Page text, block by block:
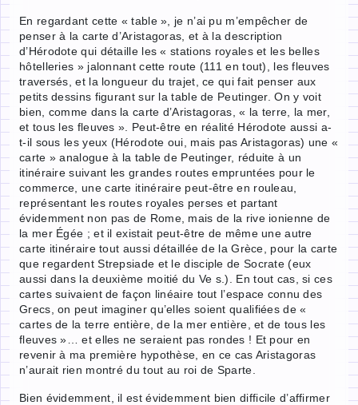
En regardant cette « table », je n’ai pu m’empêcher de
penser à la carte d’Aristagoras, et à la description
d’Hérodote qui détaille les « stations royales et les belles
hôtelleries » jalonnant cette route (111 en tout), les fleuves
traversés, et la longueur du trajet, ce qui fait penser aux
petits dessins figurant sur la table de Peutinger. On y voit
bien, comme dans la carte d’Aristagoras, « la terre, la mer,
et tous les fleuves ». Peut-être en réalité Hérodote aussi a-
t-il sous les yeux (Hérodote oui, mais pas Aristagoras) une «
carte » analogue à la table de Peutinger, réduite à un
itinéraire suivant les grandes routes empruntées pour le
commerce, une carte itinéraire peut-être en rouleau,
représentant les routes royales perses et partant
évidemment non pas de Rome, mais de la rive ionienne de
la mer Égée ; et il existait peut-être de même une autre
carte itinéraire tout aussi détaillée de la Grèce, pour la carte
que regardent Strepsiade et le disciple de Socrate (eux
aussi dans la deuxième moitié du Ve s.). En tout cas, si ces
cartes suivaient de façon linéaire tout l’espace connu des
Grecs, on peut imaginer qu’elles soient qualifiées de «
cartes de la terre entière, de la mer entière, et de tous les
fleuves »… et elles ne seraient pas rondes ! Et pour en
revenir à ma première hypothèse, en ce cas Aristagoras
n’aurait rien montré du tout au roi de Sparte.
Bien évidemment, il est évidemment bien difficile d’affirmer